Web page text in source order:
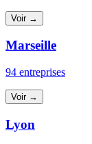
Voir →
Marseille
94 entreprises
Voir →
Lyon